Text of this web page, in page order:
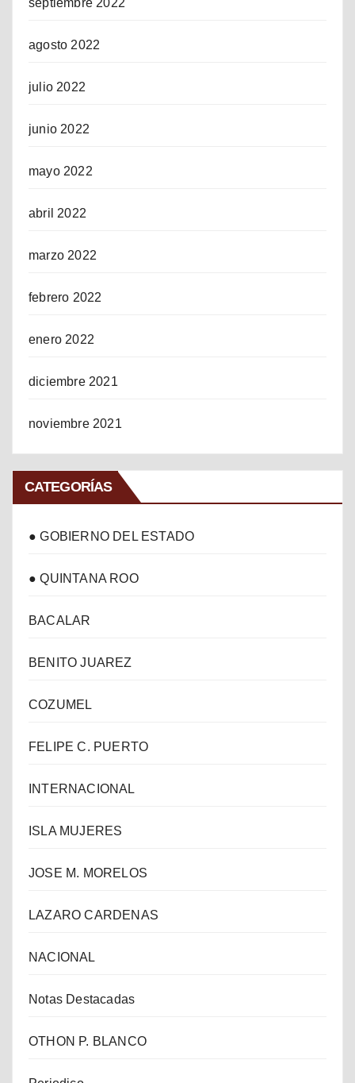
agosto 2022
julio 2022
junio 2022
mayo 2022
abril 2022
marzo 2022
febrero 2022
enero 2022
diciembre 2021
noviembre 2021
CATEGORÍAS
● GOBIERNO DEL ESTADO
● QUINTANA ROO
BACALAR
BENITO JUAREZ
COZUMEL
FELIPE C. PUERTO
INTERNACIONAL
ISLA MUJERES
JOSE M. MORELOS
LAZARO CARDENAS
NACIONAL
Notas Destacadas
OTHON P. BLANCO